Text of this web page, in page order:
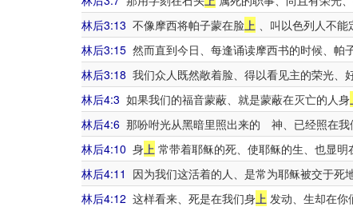
林后3:13 不像摩西将帕子蒙在脸上 、叫以色列人不能
林后3:15 然而直到今日、每逢诵读摩西书的时候、帕
林后3:18 我们众人既然敞着脸、得以看见主的荣光、
林后4:3 如果我们的福音蒙蔽、就是蒙蔽在灭亡的人身
林后4:6 那吩咐光从黑暗里照出来的 神、已经照在
林后4:10 身上 常带着耶稣的死、使耶稣的生、也显明
林后4:11 因为我们这活着的人、是常为耶稣被交于死
林后4:12 这样看来、死是在我们身上 发动、生却在你